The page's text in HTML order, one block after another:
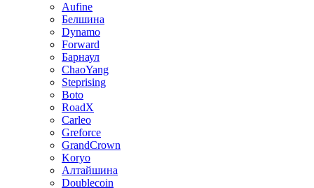
Aufine
Белшина
Dynamo
Forward
Барнаул
ChaoYang
Steprising
Boto
RoadX
Carleo
Greforce
GrandCrown
Koryo
Алтайшина
Doublecoin